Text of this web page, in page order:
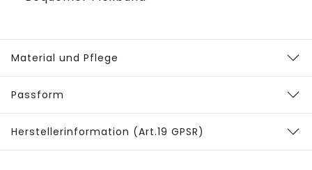
Material und Pflege
Passform
Herstellerinformation (Art.19 GPSR)